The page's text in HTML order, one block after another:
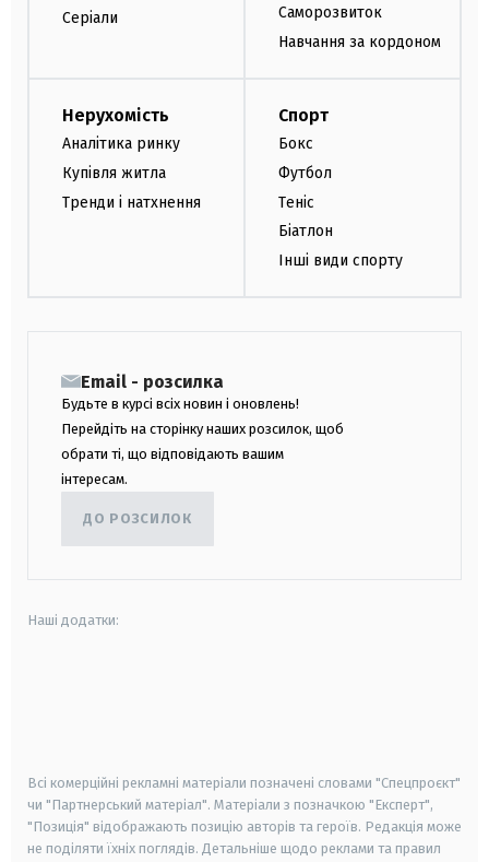
Серіали
Саморозвиток
Навчання за кордоном
Нерухомість
Аналітика ринку
Купівля житла
Тренди і натхнення
Спорт
Бокс
Футбол
Теніс
Біатлон
Інші види спорту
Email - розсилка
Будьте в курсі всіх новин і оновлень!
Перейдіть на сторінку наших розсилок, щоб
обрати ті, що відповідають вашим
інтересам.
ДО РОЗСИЛОК
Наші додатки:
Всі комерційні рекламні матеріали позначені словами "Спецпроєкт"
чи "Партнерський матеріал". Матеріали з позначкою "Експерт",
"Позиція" відображають позицію авторів та героїв. Редакція може
не поділяти їхніх поглядів. Детальніше щодо реклами та правил